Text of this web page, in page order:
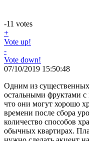
-11 votes
+
Vote up!
-
Vote down!
07/10/2019 15:50:48
Одним из
остальными фруктами с
что они могут хорошо
времени после сбора
количество способов
обычных квартирах.